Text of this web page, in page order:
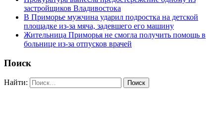
застройщиков Владивостока
В Приморье мужчина ударил подростка на детской
площадке из-за мяча, задевшего его машину
Жительница Приморья не смогла получить помощь в
больнице из-за отпусков врачей
Поиск
Найти: